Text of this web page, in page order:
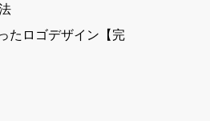
たロゴデザイン【完